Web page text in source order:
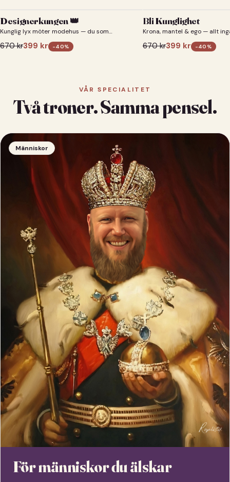
Designerkungen 👑
Kunglig lyx möter modehus — du som
670kr399 kr -40%
Bli Kunglighet
Krona, mantel & ego — allt
670kr399 kr -40 %
VÅR SPECIALITET
Två troner. Samma pensel.
Människor
För människor du älskar